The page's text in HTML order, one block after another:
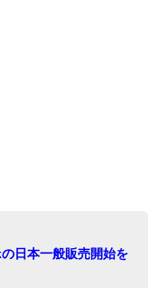
日本一般販売開始を